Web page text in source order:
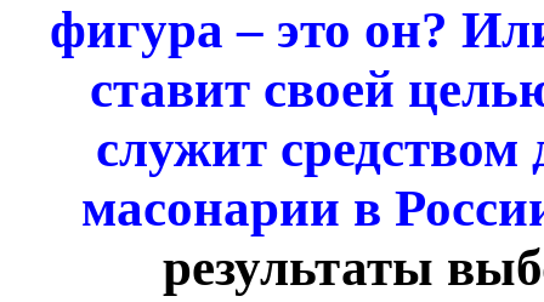
фигура – это он?
ставит своей
служит
масонарии в
результаты